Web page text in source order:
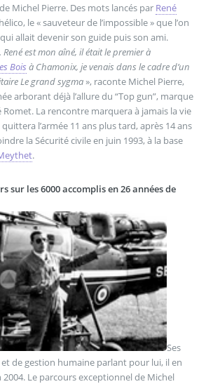
Michel Pierre. Des mots lancés par René
le « sauveteur de l’impossible » que l’on
allait devenir son guide puis son ami.
René est mon aîné, il était le premier à
Bois à Chamonix, je venais dans le cadre d’un
Le grand sygma», raconte Michel Pierre,
arborant déjà l’allure du “Top gun”, marque
Romet. La rencontre marquera à jamais la vie
l’armée 11 ans plus tard, après 14 ans
la Sécurité civile en juin 1993, à la base
.
sur les 6000 accomplis en 26 années de
Ses
de gestion humaine parlant pour lui, il en
Le parcours exceptionnel de Michel